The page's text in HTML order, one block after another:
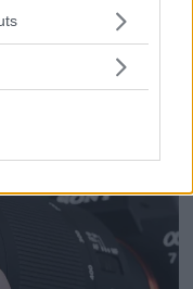
one or more Google
You may click to
in below Google